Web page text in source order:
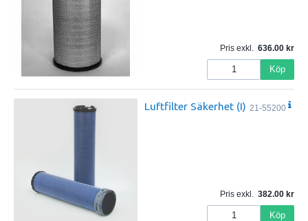
Pris exkl. 636.00
Köp
Luftfilter Säkerhet (I) 21-55200
Pris exkl. 382.00
Köp